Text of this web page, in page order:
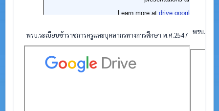
พรบ.ระเบียบข้าราชการครูและบุคลากรทางการศึกษา พ.ศ.2547 พรบ.ระเ